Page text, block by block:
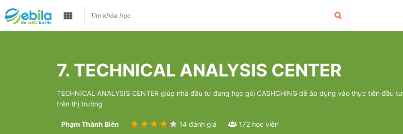
7. TECHNICAL ANALYSIS CENTER
TECHNICAL ANALYSIS CENTER giúp nhà đầu tư đang học gói CASHCHING dễ áp dụng vào thực tiễn đầu tư
trên thị trường
Phạm Thành Biên 14 đánh giá 172 học viên